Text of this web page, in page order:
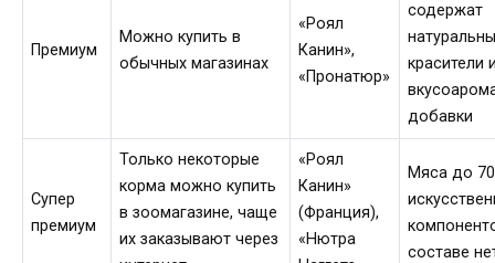
Премиум
Можно купить в
обычных магазинах
«Роял
Канин»,
«Пронатюр»
содержат
красители
добавки
Супер
премиум
Только некоторые
корма можно купить
в зоомагазине, чаще
их заказывают через
«Роял
Канин»
(Франция),
«Нютра
Мяса до
составе